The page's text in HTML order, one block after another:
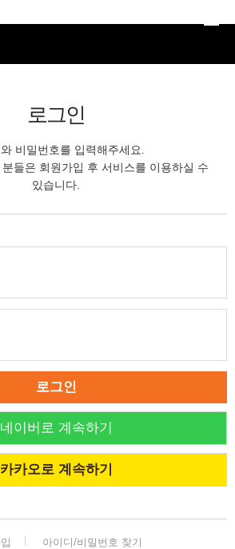
로그인
비밀번호를 입력해주세요.
들은 회원가입 후 서비스를 이용하실 수
있습니다.
로그인
네이버로 계속하기
카카오로 계속하기
아이디/비밀번호 찾기